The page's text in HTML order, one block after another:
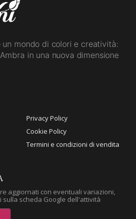
un mondo di colori e creatività:
in una nuova dimensione
Privacy Policy
Cookie Policy
Termini e condizioni di vendita
aggiornati con eventuali variazioni,
scheda Google dell'attività